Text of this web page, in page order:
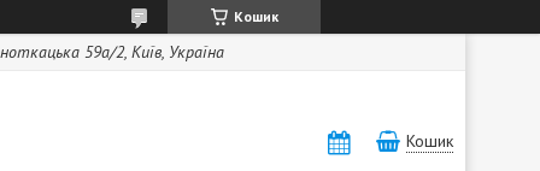
Кошик
59а/2, Київ, Україна
Кошик